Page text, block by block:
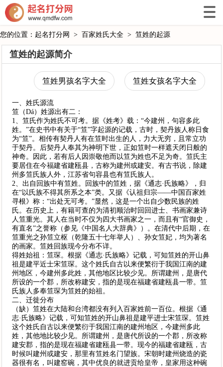
您的位置： 起名打分网 > 百家姓氏大全 > 笪姓的起源
笪姓的起源简介
笪姓男孩名字大全 笪姓女孩名字大全
一、姓氏源流
笪（Dá）姓源出有二：
1、笪氏作为姓氏不可考。据《姓考》载：“今建州，句容多此
姓。”在史书中有关于“笪”字起源的记载，古时，契丹族人称日食
为“笪”。相传有契丹人有在笪时出生的人，力大无穷，且常立功
于契丹。后契丹人奉其为神明下世，正如笪时一样遮天闭日般的
神奇。因此，若有后人因崇敬他而以笪为姓也不足为奇。笪氏主
要居住在今福建省建瓯县，古称为建州或建安。有古书说，除建
州多笪氏族人外，江苏省句容县也有笪氏族人。
2、出自回族中有笪姓。回族中的笪姓，据《通志·氏族略》，归
在“以氏族不得其所系之本”类。又据《认祖归宗——中国百家姓
寻根》称：“出处无可考。”显然，这是一个出自少数民族的姓
氏。在历史上，有籍可查的为清初顺治时回回进士、书画家兼诗
人笪重光。其人在当时不仅为四大书画家之一，而且有“官御史，
有直名”之誉称（参见《中国名人大辞典》）。在清代中后期，在
笪重光之孙笪立枢（乾隆五十七年举人）、孙女笪妃，均为著名
的画家。笪姓回族现今分布不详。
得姓始祖：笪琛。根据《通志·氏族略》记载，可知笪姓的开山鼻
祖是建平近士宋笪琛。这个姓氏自古以来便繁衍于我国江南的建
州地区，今建州多此姓，其他地区比较少见。所谓建州，是唐代
所设的一个郡，所改称建安，指的是现在福建省建瓯县一带。笪
氏族人多奉笪琛为笪姓的始祖。
二、迁徙分布
（缺）笪姓在大陆和台湾都没有列入百家姓前一百位。根据《通
志·氏族略》记载，可知笪姓的开山鼻祖是建平进士宋笪琛。笪姓
这个姓氏自古以来便繁衍于我国江南的建州地区，今建州多此
姓，其他地比较少见。所谓建州，是唐代所设的一个郡，所改称
建安郡，指的是现在福建省建瓯县一带。现今的福建省建瓯，古
时候叫建州或建安，那里有笪姓名门望族。宋朝时建州烧造的瓷
器很有名，叫建窑碗，其中优良的就进贡给皇帝，皇家用这种碗